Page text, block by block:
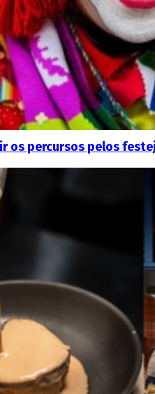
os percursos pelos